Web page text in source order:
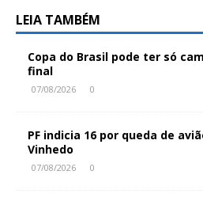
LEIA TAMBÉM
Copa do Brasil pode ter só
final
07/08/2026 0
PF indicia 16 por queda de
Vinhedo
07/08/2026 0